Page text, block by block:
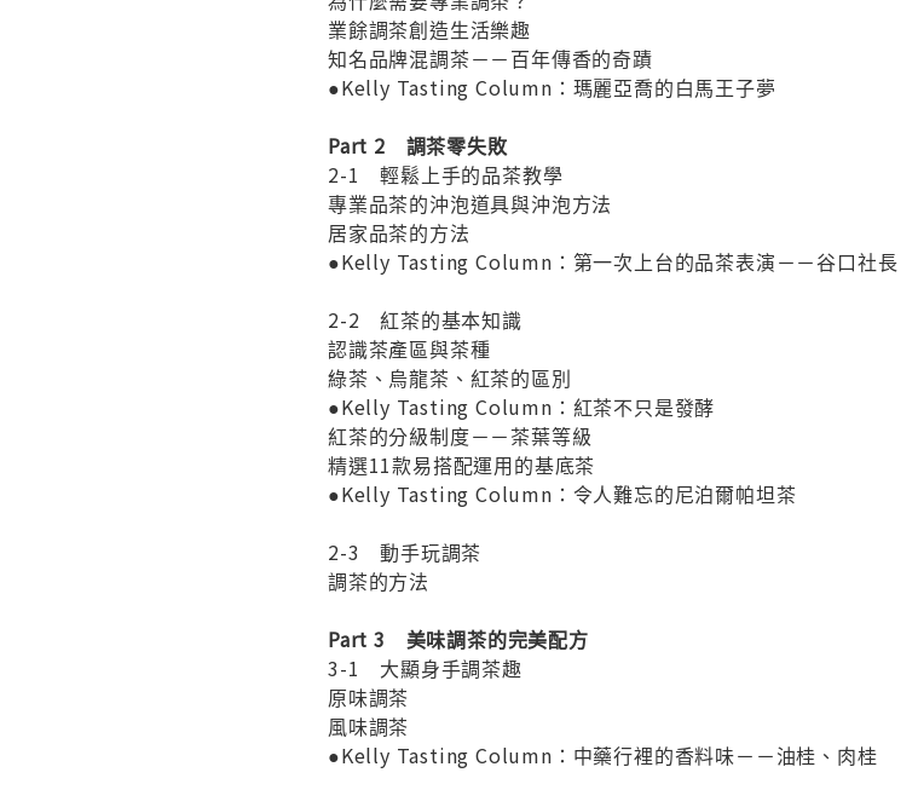
業餘調茶創造生活樂趣
知名品牌混調茶－－百年傳香的奇蹟
●Kelly Tasting Column：瑪麗亞喬的白馬王子夢
Part 2 調茶零失敗
2-1 輕鬆上手的品茶教學
專業品茶的沖泡道具與沖泡方法
居家品茶的方法
●Kelly Tasting Column：第一次上台的品茶表演－－谷口社長
2-2 紅茶的基本知識
認識茶產區與茶種
綠茶、烏龍茶、紅茶的區別
●Kelly Tasting Column：紅茶不只是發酵
紅茶的分級制度－－茶葉等級
精選11款易搭配運用的基底茶
●Kelly Tasting Column：令人難忘的尼泊爾帕坦茶
2-3 動手玩調茶
調茶的方法
Part 3 美味調茶的完美配方
3-1 大顯身手調茶趣
原味調茶
風味調茶
●Kelly Tasting Column：中藥行裡的香料味－－油桂、肉桂